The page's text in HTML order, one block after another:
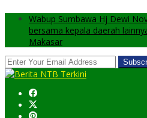
Wabup Sumbawa Hj Dewi
bersama kepala daerah
Makasar